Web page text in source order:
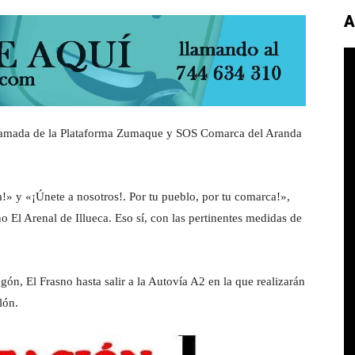
de la Plataforma Zumaque y SOS Comarca del Aranda
y «¡Únete a nosotros!. Por tu pueblo, por tu comarca!»,
El Arenal de Illueca. Eso sí, con las pertinentes medidas de
El Frasno hasta salir a la Autovía A2 en la que realizarán